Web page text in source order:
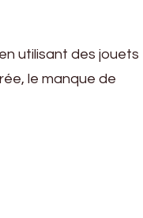
utilisant des jouets
le manque de